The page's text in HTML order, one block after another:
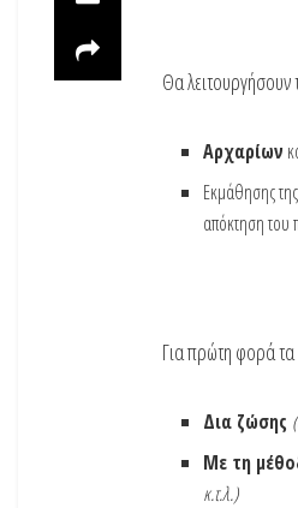
Θα λειτουργήσουν
Αρχαρίων
Εκμάθησης
απόκτηση του
Για πρώτη φορά τα
Δια ζώσης
Με τη
κ.τ.λ.)